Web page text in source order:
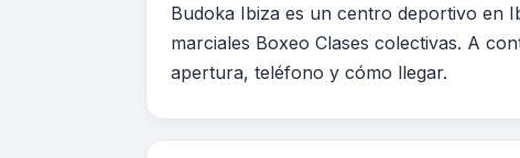
Budoka Ibiza es un centro deportivo en
marciales Boxeo Clases colectivas. A
apertura, teléfono y cómo llegar.